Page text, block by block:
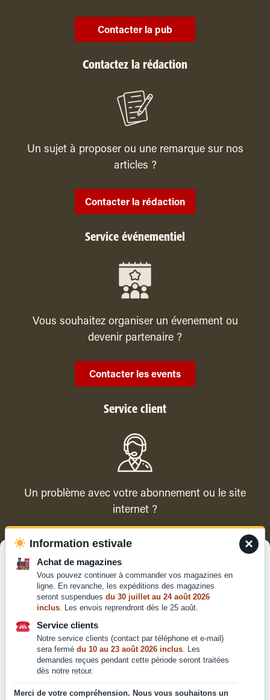
Pour offrir les meilleures expériences, nous utilisons des technologies
telles que les cookies pour stocker et/ou accéder aux informations des
appareils. Le fait de consentir à ces technologies nous permettra de
traiter des données telles que le comportement de navigation ou les ID
uniques sur ce site. Le fait de ne pas consentir ou de retirer son
consentement peut avoir un effet négatif sur certaines caractéristiques
et fonctions.
Accepter
Contacter la pub
Contactez la rédaction
Un sujet à proposer ou une remarque sur nos
articles ?
Contacter la rédaction
Service événementiel
Vous souhaitez organiser un évenement ou
devenir partenaire ?
Contacter les events
Service client
Un problème avec votre abonnement ou le site
internet ?
Contacter le service client
Mentions légales
Conditions générales de
vente et d'utilisation
confidentialité
×
Information estivale
Achat de magazines
Vous pouvez continuer à commander vos magazines en
ligne. En revanche, les expéditions des magazines
seront suspendues du 30 juillet au 24 août 2026
inclus. Les envois reprendront dès le 25 août.
Service clients
Notre service clients (contact par téléphone et e-mail)
sera fermé du 10 au 23 août 2026 inclus. Les
demandes reçues pendant cette période seront traitées
dès notre retour.
Merci de votre compréhension. Nous vous souhaitons un